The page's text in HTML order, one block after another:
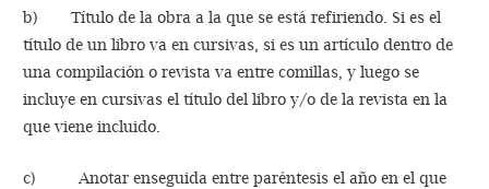
b) Título de la obra a la que se está refiriendo. Si es el
título de un libro va en cursivas, si es un artículo dentro de
una compilación o revista va entre comillas, y luego se
incluye en cursivas el título del libro y/o de la revista en la
que viene incluido.
c) Anotar enseguida entre paréntesis el año en el que